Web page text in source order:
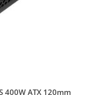
400W ATX 120mm